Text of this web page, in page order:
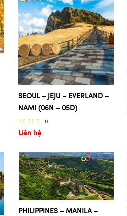
SEOUL – JEJU – EVERLAND –
NAMI (06N – 05D)
0
Liên hệ
PHILIPPINES – MANILA –